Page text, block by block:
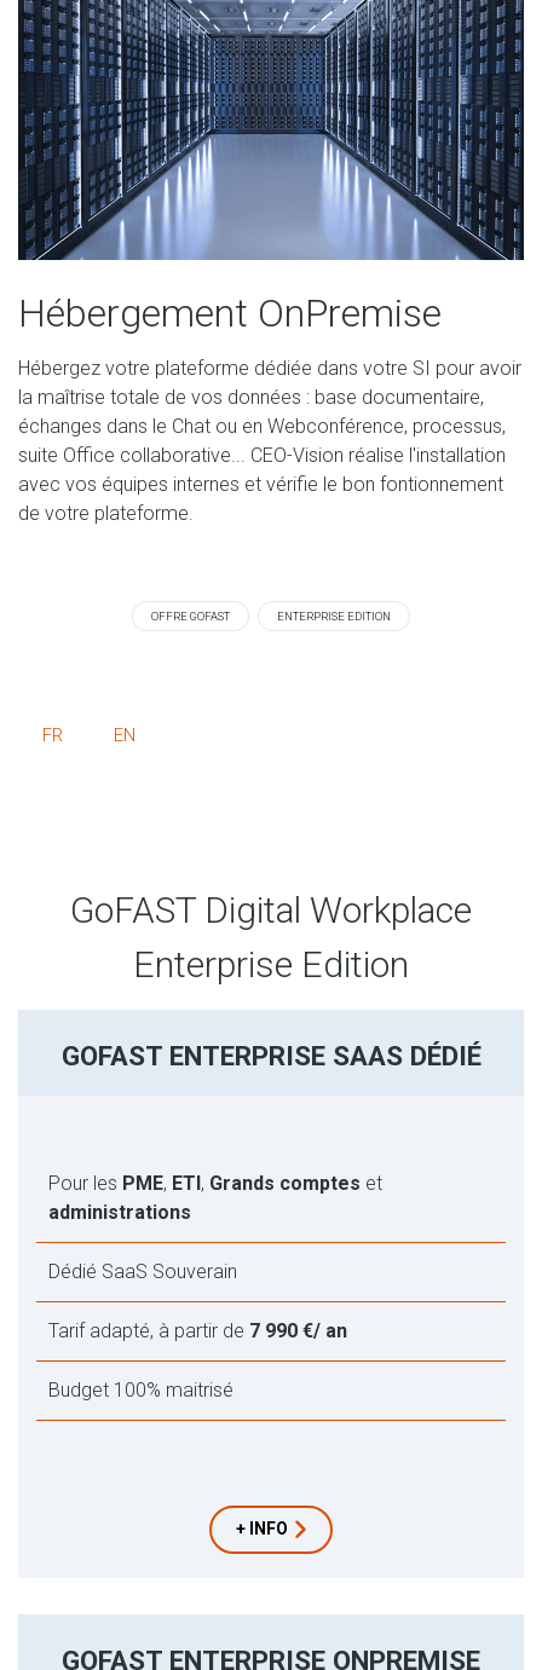
Hébergement OnPremise
Hébergez votre plateforme dédiée dans votre SI pour avoir
la maîtrise totale de vos données : base documentaire,
échanges dans le Chat ou en Webconférence, processus,
suite Office collaborative... CEO-Vision réalise l'installation
avec vos équipes internes et vérifie le bon fontionnement
de votre plateforme.
OFFRE GOFAST ENTERPRISE EDITION
FR EN
GoFAST Digital Workplace
Enterprise Edition
GOFAST ENTERPRISE SAAS DÉDIÉ
Pour les PME, ETI, Grands comptes et
administrations
Dédié SaaS Souverain
Tarif adapté, à partir de 7 990 €/ an
Budget 100% maitrisé
+ INFO
GOFAST ENTERPRISE ONPREMISE